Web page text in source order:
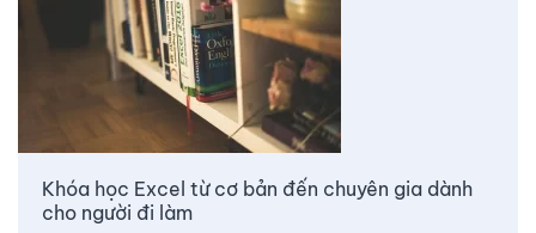
Khóa học Excel từ cơ bản đến chuyên gia dành
cho người đi làm